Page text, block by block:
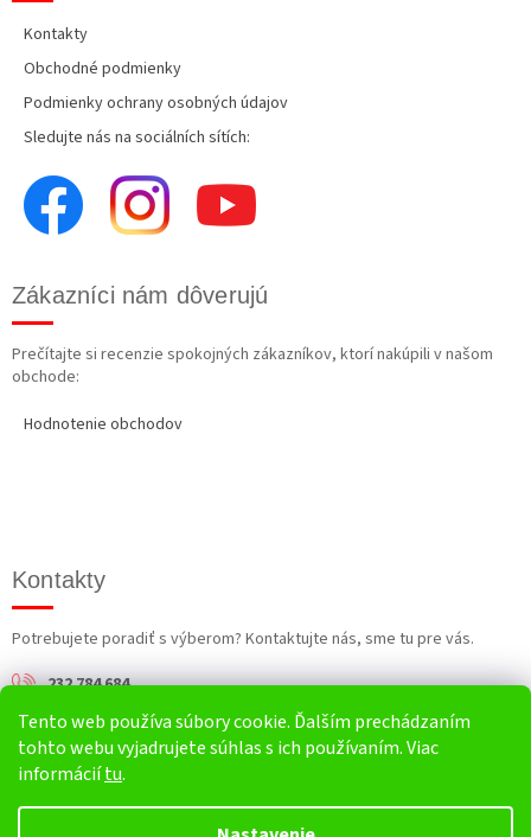
Tento web používa súbory cookie. Ďalším prechádzaním
tohto webu vyjadrujete súhlas s ich používaním. Viac
informáciítu.
Kontakty
Obchodné podmienky
Podmienky ochrany osobných údajov
Sledujte nás na sociálních sítích:
Zákazníci nám dôverujú
Prečítajte si recenzie spokojných zákazníkov, ktorí nakúpili v našom
obchode:
Hodnotenie obchodov
Kontakty
Potrebujete poradiť s výberom? Kontaktujte nás, sme tu pre vás.
232 784 684
info@harv.sk